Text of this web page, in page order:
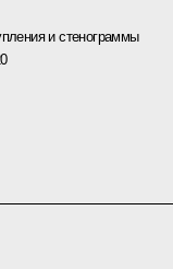
и стенограммы